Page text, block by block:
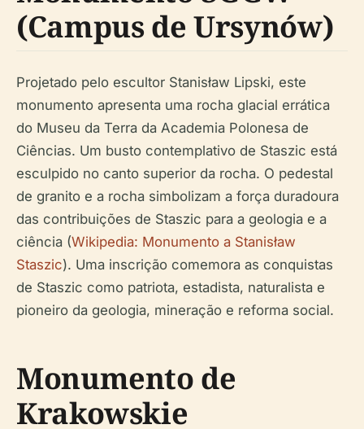
(Campus de Ursynów)
Projetado pelo escultor Stanisław Lipski, este
monumento apresenta uma rocha glacial errática
do Museu da Terra da Academia Polonesa de
Ciências. Um busto contemplativo de Staszic está
esculpido no canto superior da rocha. O pedestal
de granito e a rocha simbolizam a força duradoura
das contribuições de Staszic para a geologia e a
ciência (Wikipedia: Monumento a Stanisław
Staszic). Uma inscrição comemora as conquistas
de Staszic como patriota, estadista, naturalista e
pioneiro da geologia, mineração e reforma social.
Monumento de
Krakowskie